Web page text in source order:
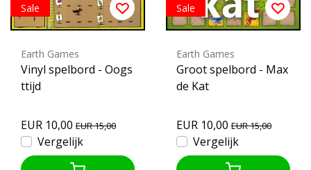
Sale
Earth Games
Vinyl spelbord - Oogs
ttijd
EUR 10,00 EUR 15,00
Vergelijk
Sale
Earth Games
Groot spelbord - Max
de Kat
EUR 10,00 EUR 15,00
Vergelijk